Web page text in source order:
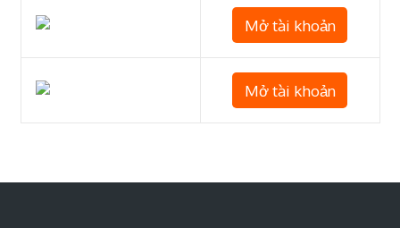
Mở tài khoản
Mở tài khoản